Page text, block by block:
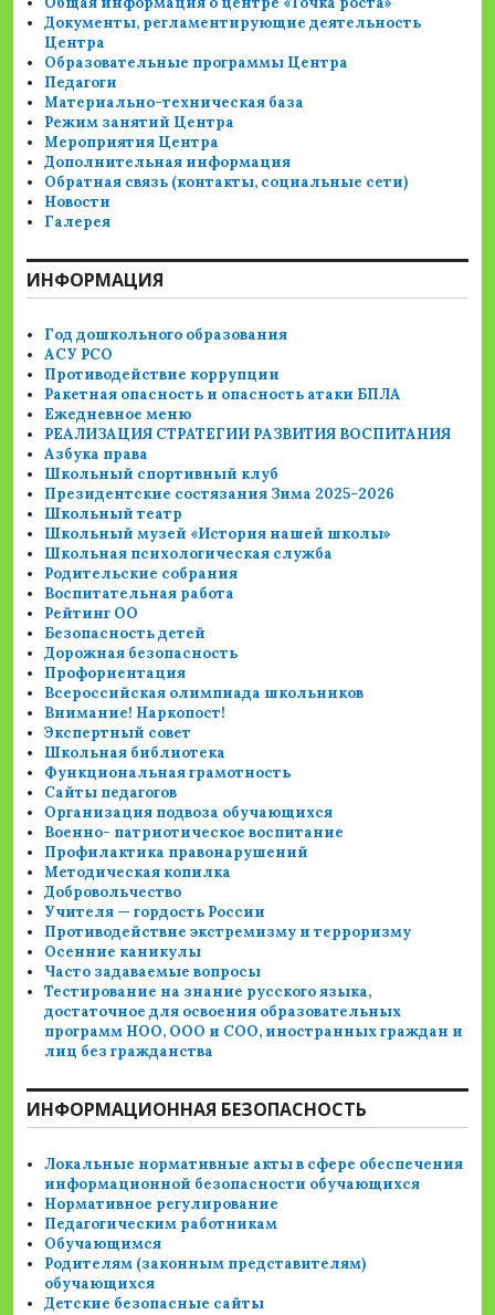
Документы, регламентирующие деятельность
Центра
Образовательные программы Центра
Педагоги
Материально-техническая база
Режим занятий Центра
Мероприятия Центра
Дополнительная информация
Обратная связь (контакты, социальные сети)
Новости
Галерея
ИНФОРМАЦИЯ
Год дошкольного образования
АСУ РСО
Противодействие коррупции
Ракетная опасность и опасность атаки БПЛА
Ежедневное меню
РЕАЛИЗАЦИЯ СТРАТЕГИИ РАЗВИТИЯ ВОСПИТАНИЯ
Азбука права
Школьный спортивный клуб
Президентские состязания Зима 2025-2026
Школьный театр
Школьный музей «История нашей школы»
Школьная психологическая служба
Родительские собрания
Воспитательная работа
Рейтинг ОО
Безопасность детей
Дорожная безопасность
Профориентация
Всероссийская олимпиада школьников
Внимание! Наркопост!
Экспертный совет
Школьная библиотека
Функциональная грамотность
Сайты педагогов
Организация подвоза обучающихся
Военно- патриотическое воспитание
Профилактика правонарушений
Методическая копилка
Добровольчество
Учителя — гордость России
Противодействие экстремизму и терроризму
Осенние каникулы
Часто задаваемые вопросы
Тестирование на знание русского языка,
достаточное для освоения образовательных
программ НОО, ООО и СОО, иностранных граждан и
лиц без гражданства
ИНФОРМАЦИОННАЯ БЕЗОПАСНОСТЬ
Локальные нормативные акты в сфере обеспечения
информационной безопасности обучающихся
Нормативное регулирование
Педагогическим работникам
Обучающимся
Родителям (законным представителям)
обучающихся
Детские безопасные сайты